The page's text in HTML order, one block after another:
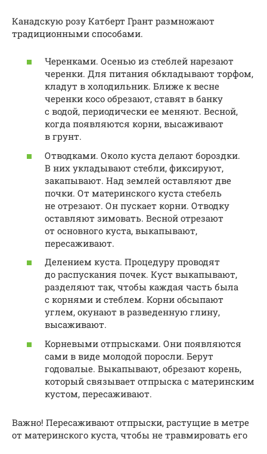
Канадскую розу Катберт Грант размножают
традиционными способами.
Черенками. Осенью из стеблей нарезают
черенки. Для питания обкладывают торфом,
кладут в холодильник. Ближе к весне
черенки косо обрезают, ставят в банку
с водой, периодически ее меняют. Весной,
когда появляются корни, высаживают
в грунт.
Отводками. Около куста делают бороздки.
В них укладывают стебли, фиксируют,
закапывают. Над землей оставляют две
почки. От материнского куста стебель
не отрезают. Он пускает корни. Отводку
оставляют зимовать. Весной отрезают
от основного куста, выкапывают,
пересаживают.
Делением куста. Процедуру проводят
до распускания почек. Куст выкапывают,
разделяют так, чтобы каждая часть была
с корнями и стеблем. Корни обсыпают
углем, окунают в разведенную глину,
высаживают.
Корневыми отпрысками. Они появляются
сами в виде молодой поросли. Берут
годовалые. Выкапывают, обрезают корень,
который связывает отпрыска с материнским
кустом, пересаживают.
Важно! Пересаживают отпрыски, растущие в метре
от материнского куста, чтобы не травмировать его